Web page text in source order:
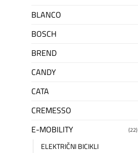
BLANCO
BOSCH
BREND
CANDY
CATA
CREMESSO
E-MOBILITY (22)
ELEKTRIČNI BICIKLI